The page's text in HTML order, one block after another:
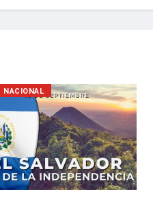
NACIONAL